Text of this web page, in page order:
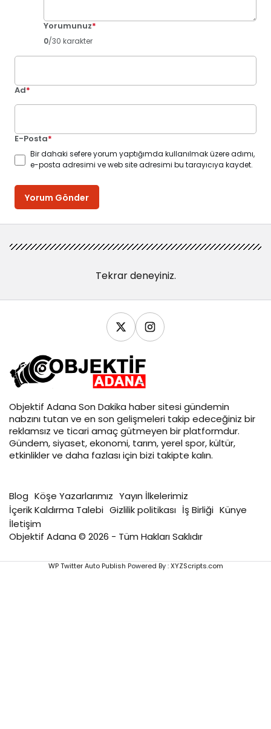
Yorumunuz*
0/30 karakter
Ad*
E-Posta*
Bir dahaki sefere yorum yaptığımda kullanılmak üzere adımı,
e-posta adresimi ve web site adresimi bu tarayıcıya kaydet.
Yorum Gönder
Tekrar deneyiniz.
Objektif Adana Son Dakika haber sitesi gündemin
nabzını tutan ve en son gelişmeleri takip edeceğiniz bir
reklamsız ve ticari amaç gütmeyen bir platformdur.
Gündem, siyaset, ekonomi, tarım, yerel spor, kültür,
etkinlikler ve daha fazlası için bizi takipte kalın.
Blog Köşe Yazarlarımız Yayın İlkelerimiz
İçerik Kaldırma Talebi Gizlilik politikası İş Birliği Künye
İletişim
Objektif Adana © 2026 - Tüm Hakları Saklıdır
WP Twitter Auto Publish Powered By :XYZScripts.com